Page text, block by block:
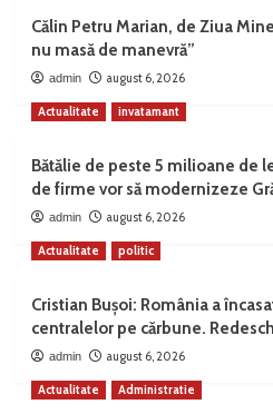
Călin Petru Marian, de Ziua
nu masă de manevră”
admin august 6, 2026
Actualitate invatamant
Bătălie de peste 5 milioane de
de firme vor să modernizeze
admin august 6, 2026
Actualitate politic
Cristian Bușoi: România a
centralelor pe cărbune.
admin august 6, 2026
Actualitate Administratie